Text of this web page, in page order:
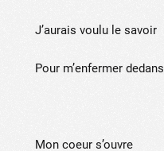
J’aurais voulu le savoir
Pour m’enfermer dedans
Mon coeur s’ouvre